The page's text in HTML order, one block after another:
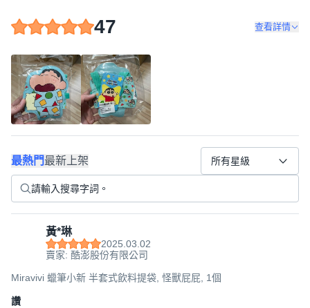
47 查看詳情
最熱門最新上架 所有星級
黃*琳
2025.03.02
賣家: 酷澎股份有限公司
Miravivi 蠟筆小新 半套式飲料提袋, 怪獸屁屁, 1個
讚